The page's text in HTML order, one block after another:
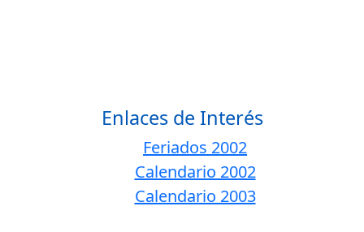
Enlaces de Interés
Feriados 2002
Calendario 2002
Calendario 2003